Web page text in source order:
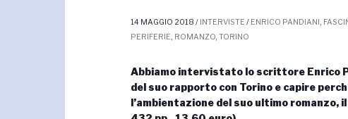
14 MAGGIO 2018/ INTERVISTE / ENRICO PANDIANI,
PERIFERIE, ROMANZO,TORINO
Abbiamo intervistato lo scrittore Enrico
del suo rapporto con Torino e capire
l’ambientazione del suo ultimo romanzo,